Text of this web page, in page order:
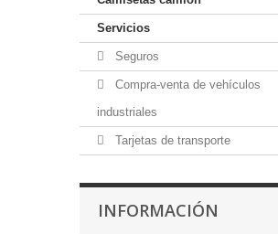
Servicios
Seguros
Compra-venta de vehículos
industriales
Tarjetas de transporte
INFORMACIÓN